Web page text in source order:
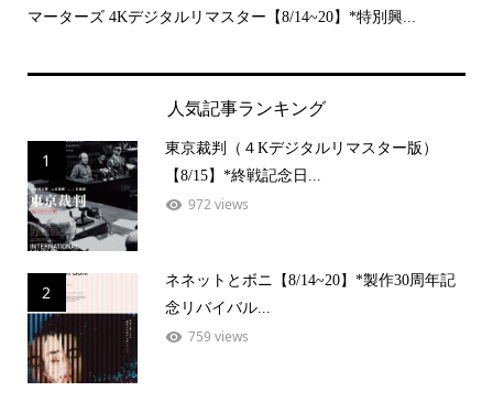
マーターズ 4Kデジタルリマスター【8/14~20】*特別興...
人気記事ランキング
1
東京裁判（４Kデジタルリマスター版）
【8/15】*終戦記念日...
972 views
2
ネネットとボニ【8/14~20】*製作30周年記
念リバイバル...
759 views